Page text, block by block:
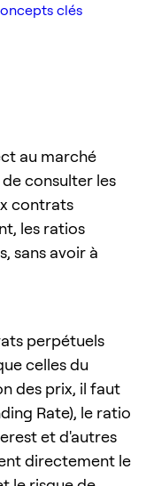
clés
au marché
consulter les
contrats
les ratios
sans avoir à
perpétuels
celles du
des prix, il faut
Rate), le ratio
et d'autres
directement le